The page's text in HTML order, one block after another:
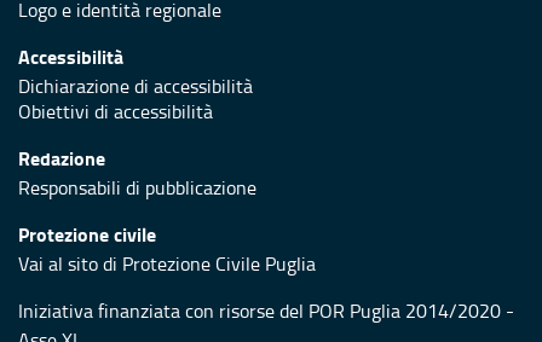
Logo e identità regionale
Accessibilità
Dichiarazione di accessibilità
Obiettivi di accessibilità
Redazione
Responsabili di pubblicazione
Protezione civile
Vai al sito di Protezione Civile Puglia
Iniziativa finanziata con risorse del POR Puglia 2014/2020 -